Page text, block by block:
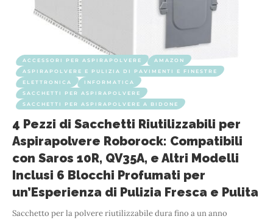
ACCESSORI PER ASPIRAPOLVERE
AMAZON
ASPIRAPOLVERE E PULIZIA DI PAVIMENTI E FINESTRE
ELETTRONICA
INFORMATICA
SACCHETTI PER ASPIRAPOLVERE
SACCHETTI PER ASPIRAPOLVERE A BIDONE
4 Pezzi di Sacchetti Riutilizzabili per
Aspirapolvere Roborock: Compatibili
con Saros 10R, QV35A, e Altri Modelli
Inclusi 6 Blocchi Profumati per
un’Esperienza di Pulizia Fresca e Pulita
Sacchetto per la polvere riutilizzabile dura fino a un anno